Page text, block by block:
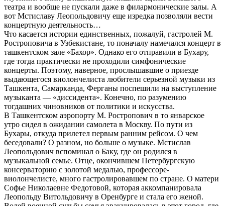
театра и вообще не пускали даже в филармонические залы. А
вот Мстиславу Леопольдовичу еще изредка позволяли вести
концертную деятельность…
Что касается истории единственных, пожалуй, гастролей М.
Ростроповича в Узбекистане, то поначалу намечался концерт в
ташкентском зале «Бахор». Однако его отправили в Бухару,
где тогда практически не проходили симфонические
концерты. Поэтому, наверное, прослышавшие о приезде
выдающегося виолончелиста любители серьезной музыки из
Ташкента, Самарканда, Ферганы поспешили на выступление
музыканта — «диссидента». Конечно, по разумению
тогдашних чиновников от политики и искусства.
В Ташкентском аэропорту М. Ростропович в то январское
утро сидел в ожидании самолета в Москву. По пути из
Бухары, откуда прилетел первым ранним рейсом. О чем
беседовали? О разном, но больше о музыке. Мстислав
Леопольдович вспоминал о Баку, где он родился в
музыкальной семье. Отце, окончившем Петербургскую
консерваторию с золотой медалью, профессоре-
виолончелисте, много гастролировавшем по стране. О матери
Софье Николаевне Федотовой, которая аккомпанировала
Леопольду Витольдовичу в Оренбурге и стала его женой.